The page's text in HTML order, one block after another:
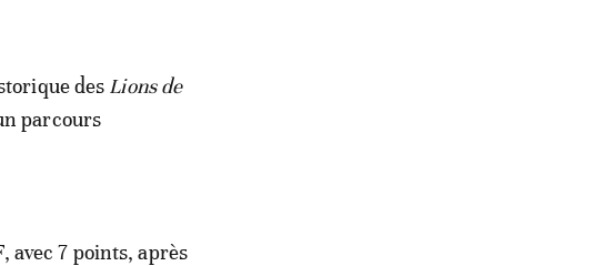
des Lions de
parcours
avec 7 points, après